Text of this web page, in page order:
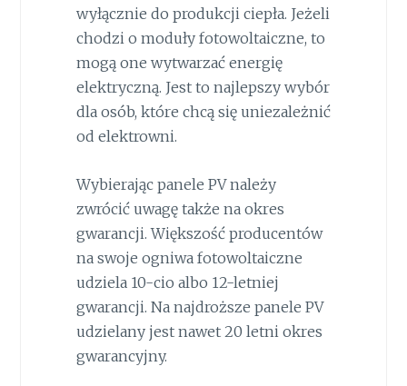
wyłącznie do produkcji ciepła. Jeżeli
chodzi o moduły fotowoltaiczne, to
mogą one wytwarzać energię
elektryczną. Jest to najlepszy wybór
dla osób, które chcą się uniezależnić
od elektrowni.
Wybierając panele PV należy
zwrócić uwagę także na okres
gwarancji. Większość producentów
na swoje ogniwa fotowoltaiczne
udziela 10-cio albo 12-letniej
gwarancji. Na najdroższe panele PV
udzielany jest nawet 20 letni okres
gwarancyjny.